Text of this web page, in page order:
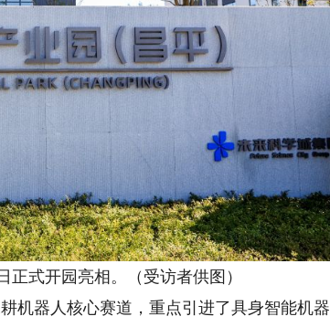
式开园亮相。（受访者供图）
器人核心赛道，重点引进了具身智能机器